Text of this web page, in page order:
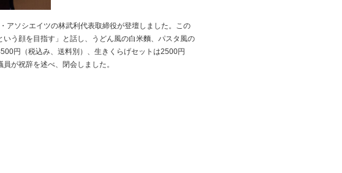
アソシエイツの林武利代表取締役が登壇しました。この
う顔を目指す」と話し、うどん風の白米麵、パスタ風の
円（税込み、送料別）、生きくらげセットは2500円
が祝辞を述べ、閉会しました。